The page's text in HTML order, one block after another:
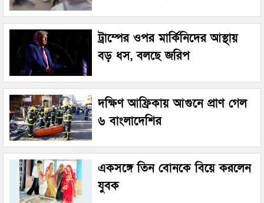
ট্রাম্পের ওপর মার্কিনিদের আস্থায়
বড় ধস, বলছে জরিপ
দক্ষিণ আফ্রিকায় আগুনে প্রাণ গেল
৬ বাংলাদেশির
একসঙ্গে তিন বোনকে বিয়ে করলেন
যুবক